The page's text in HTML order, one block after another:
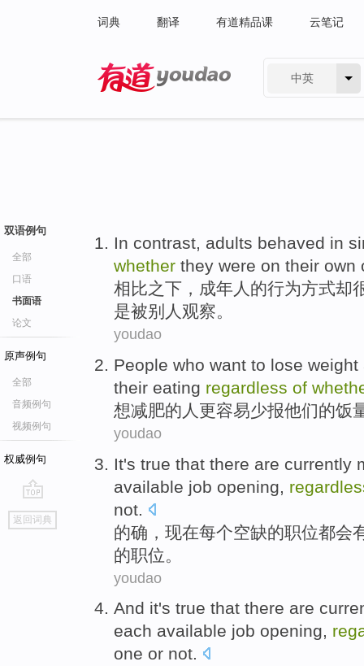
词典 翻译 有道精品课 云笔记
中英
双语例句
全部
口语
书面语
论文
原声例句
全部
音频例句
视频例句
权威例句
go
top
返回词典
In contrast, adults behaved in
whether they were on their own
相比之下， 成年人 的行为方式却
是被别人 观察。
youdao
People who want to lose weight
their eating regardless of
想减肥的 人 更容易少报他们的饭
youdao
It's true that there are currently
available job opening,
not.
的确 ， 现在每个空缺的职位都会
的职位。
youdao
And it's true that there are
each available job opening,
one or not.